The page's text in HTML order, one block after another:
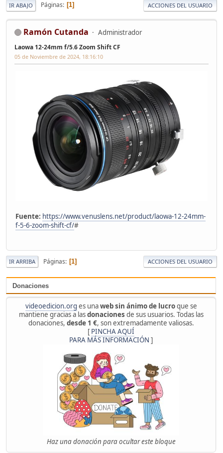
Donaciones
videoedicion.org es unaweb sin ánimo de lucroque se
mantiene gracias a lasdonaciones de sus usuarios. Todas las
donaciones, desde 1 €, son extremadamente valiosas.
[ PINCHA AQUÍ
PARA MÁS INFORMACIÓN ]
Haz una donación para ocultar este bloque
IR ABAJO Páginas 1 ACCIONES DEL USUARIO
Ramón Cutanda Administrador
Laowa 12-24mm f/5.6 Zoom Shift CF
05 de Noviembre de 2024, 18:16:10
Fuente: https://www.venuslens.net/product/laowa-12-24mm-
f-5-6-zoom-shift-cf/#
IR ARRIBA Páginas 1 ACCIONES DEL USUARIO